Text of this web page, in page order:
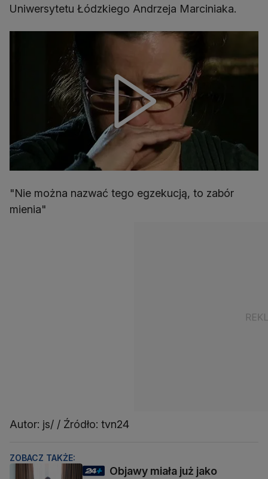
Uniwersytetu Łódzkiego Andrzeja Marciniaka.
"Nie można nazwać tego egzekucją, to zabór
mienia"
Autor: js/ / Źródło: tvn24
ZOBACZ TAKŻE:
Objawy miała już jako